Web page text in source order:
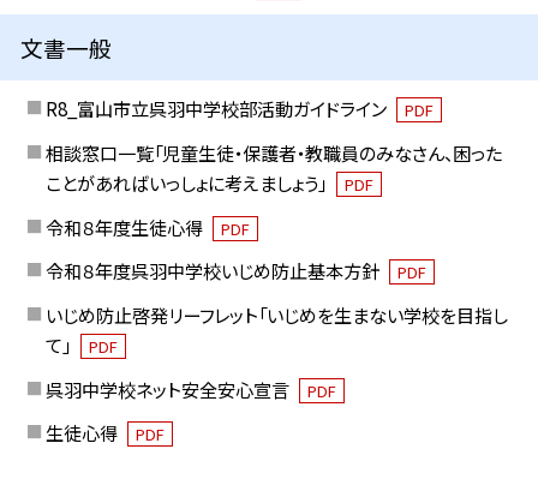
文書一般
R8_富山市立呉羽中学校部活動ガイドライン PDF
相談窓口一覧「児童生徒・保護者・教職員のみなさん、困った
ことがあればいっしょに考えましょう」
PDF
令和８年度生徒心得 PDF
令和８年度呉羽中学校いじめ防止基本方針 PDF
いじめ防止啓発リーフレット「いじめを生まない学校を目指し
て」
PDF
呉羽中学校ネット安全安心宣言 PDF
生徒心得 PDF